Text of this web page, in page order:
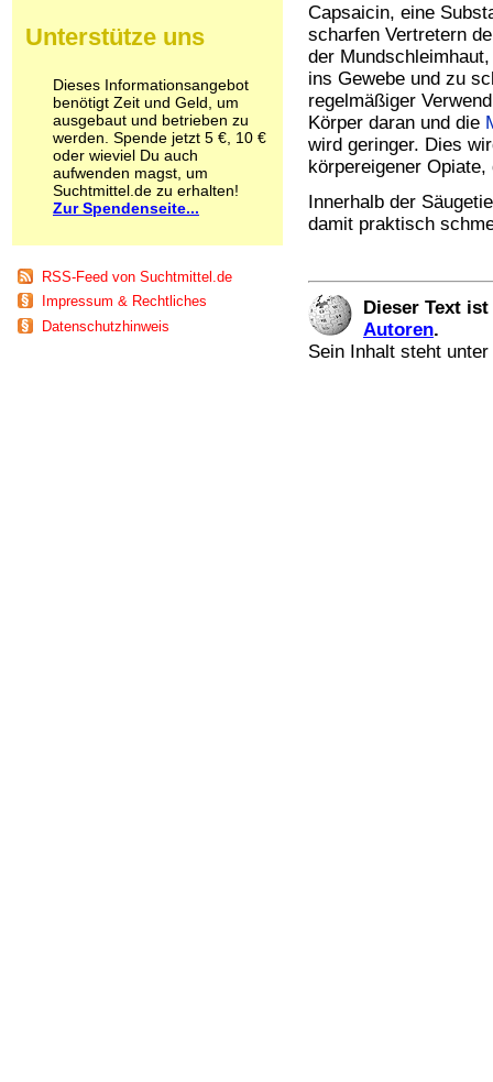
Capsaicin, eine
scharfen Vertretern
der
ins Gewebe und zu
regelmäßiger
Körper daran und die
wird geringer. Dies
körpereigener
Innerhalb der
damit praktisch
Dieser Text
Autoren.
Sein Inhalt steht
Poppers
Psychopharmaka
Schmerzmittel
Schnüffelstoffe
Spice
Sucht / Süchte
Alkoholsucht
Arbeitssucht
Co-Abhängigkeit
Essstörungen
Fernsehsucht
Fresssucht
Unterstütze uns
Dieses Informationsangebot
benötigt Zeit und Geld, um
ausgebaut und betrieben zu
werden. Spende jetzt 5 €, 10 €
oder wieviel Du auch
aufwenden magst, um
Suchtmittel.de zu erhalten!
Zur Spendenseite...
RSS-Feed von Suchtmittel.de
Impressum & Rechtliches
Datenschutzhinweis